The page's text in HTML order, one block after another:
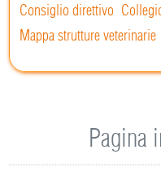
Consiglio direttivo
Mappa strutture veterinarie
Pagina